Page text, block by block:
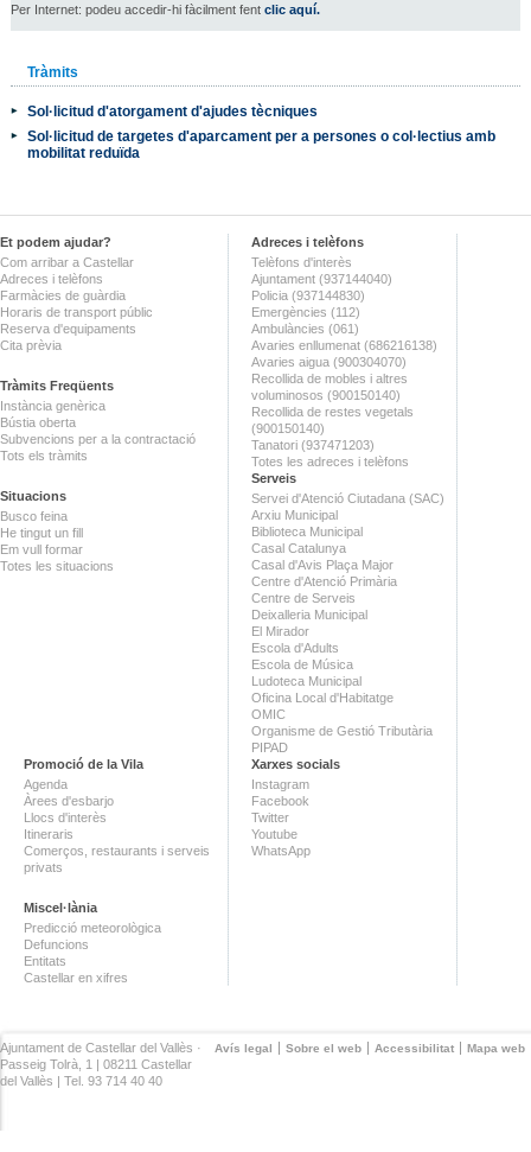
Per Internet: podeu accedir-hi fàcilment fent clic aquí.
Tràmits
Sol·licitud d'atorgament d'ajudes tècniques
Sol·licitud de targetes d'aparcament per a persones o col·lectius amb
mobilitat reduïda
Et podem ajudar?
Com arribar a Castellar
Adreces i telèfons
Farmàcies de guàrdia
Horaris de transport públic
Reserva d'equipaments
Cita prèvia
Tràmits Freqüents
Instància genèrica
Bústia oberta
Subvencions per a la contractació
Tots els tràmits
Situacions
Busco feina
He tingut un fill
Em vull formar
Totes les situacions
Adreces i telèfons
Telèfons d'interès
Ajuntament (937144040)
Policia (937144830)
Emergències (112)
Ambulàncies (061)
Avaries enllumenat (686216138)
Avaries aigua (900304070)
Recollida de mobles i altres
voluminosos (900150140)
Recollida de restes vegetals
(900150140)
Tanatori (937471203)
Totes les adreces i telèfons
Serveis
Servei d'Atenció Ciutadana (SAC)
Arxiu Municipal
Biblioteca Municipal
Casal Catalunya
Casal d'Avis Plaça Major
Centre d'Atenció Primària
Centre de Serveis
Deixalleria Municipal
El Mirador
Escola d'Adults
Escola de Música
Ludoteca Municipal
Oficina Local d'Habitatge
OMIC
Organisme de Gestió Tributària
PIPAD
Promoció de la Vila
Agenda
Àrees d'esbarjo
Llocs d'interès
Itineraris
Comerços, restaurants i serveis
privats
Miscel·lània
Predicció meteorològica
Defuncions
Entitats
Castellar en xifres
Xarxes socials
Instagram
Facebook
Twitter
Youtube
WhatsApp
Avís legal Sobre el web Accessibilitat Mapa web
Ajuntament de Castellar del Vallès ·
Passeig Tolrà, 1 | 08211 Castellar
del Vallès | Tel. 93 714 40 40